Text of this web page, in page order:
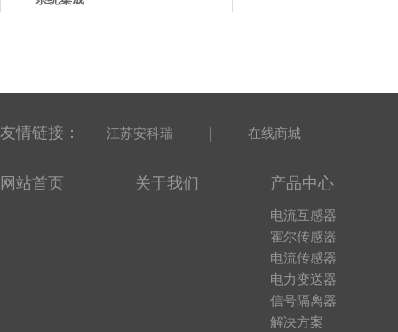
友情链接： 江苏安科瑞 | 在线商城
网站首页 关于我们 产品中心
电流互感器
霍尔传感器
电流传感器
电力变送器
信号隔离器
解决方案